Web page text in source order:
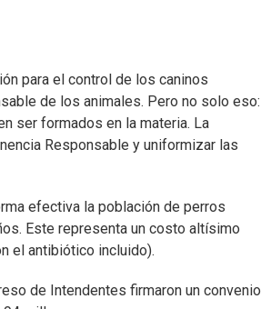
para el control de los caninos
de los animales. Pero no solo eso:
ser formados en la materia. La
Responsable y uniformizar las
efectiva la población de perros
Este representa un costo altísimo
el antibiótico incluido).
de Intendentes firmaron un convenio